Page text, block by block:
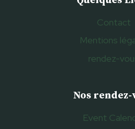
Contact
Mentions
rendez-
Nos rendez-
Event